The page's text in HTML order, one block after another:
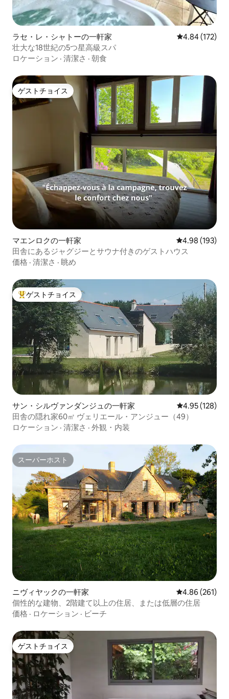
ラセ・レ・シャトーの一軒家 レビュー172
4.84 (172)
壮大な18世紀の5つ星高級スパ
ロケーション · 清潔さ · 朝食
ゲストチョイス
ゲストチョイス
マエンロクの一軒家 レビュー193
4.98 (193)
田舎にあるジャグジーとサウナ付きのゲストハウス
価格 · 清潔さ · 眺め
大好評のゲストチョイスです。
ゲストチョイス
サン・シルヴァンダンジュの一軒家 レビュー128
4.95 (128)
田舎の隠れ家60㎡ ヴェリエール・アンジュー（49）
ロケーション · 清潔さ · 外観・内装
スーパーホスト
スーパーホスト
ニヴィヤックの一軒家 レビュー261
4.86 (261)
個性的な建物、2階建て以上の住居、または低層の住居
価格 · ロケーション · ビーチ
ゲストチョイス
ゲストチョイス